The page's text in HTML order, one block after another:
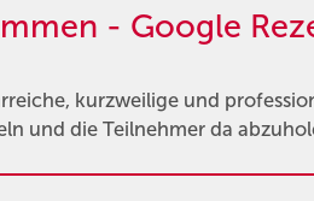
- Google
kurzweilige und
und die Teilnehmer da